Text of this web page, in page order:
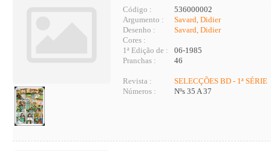
Código :
536000002
Argumento :
Savard, Didier
Desenho :
Savard, Didier
Cores :
1ª Edição de :
06-1985
Pranchas :
46
Revista :
SELECÇÕES BD - 1ª SÉRIE
Números :
Nºs 35 A 37